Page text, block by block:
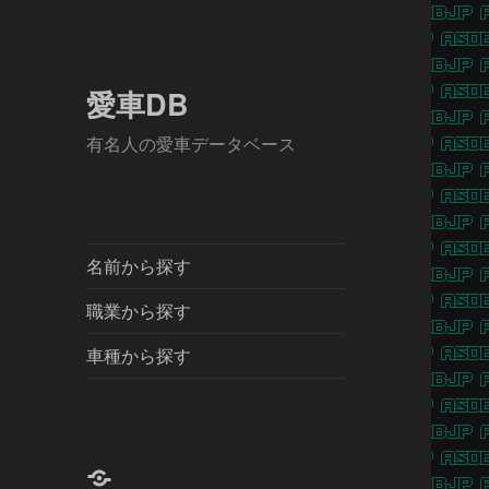
愛車DB
有名人の愛車データベース
名前から探す
職業から探す
車種から探す
X